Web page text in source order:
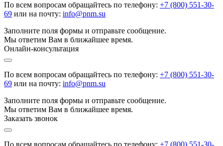
По всем вопросам обращайтесь по телефону: +7 (800) 551-30-
69 или на почту: info@pnm.su
Заполните поля формы и отправьте сообщение.
Мы ответим Вам в ближайшее время.
Онлайн-консультация
По всем вопросам обращайтесь по телефону: +7 (800) 551-30-
69 или на почту: info@pnm.su
Заполните поля формы и отправьте сообщение.
Мы ответим Вам в ближайшее время.
Заказать звонок
По всем вопросам обращайтесь по телефону: +7 (800) 551-30-